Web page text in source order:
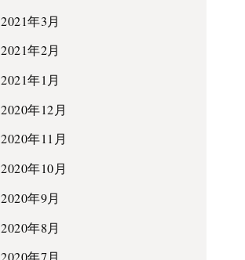
2021年3月
2021年2月
2021年1月
2020年12月
2020年11月
2020年10月
2020年9月
2020年8月
2020年7月